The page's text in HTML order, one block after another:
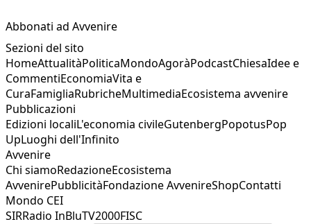
Abbonati ad Avvenire
Sezioni del sito
HomeAttualitàPoliticaMondoAgoràPodcastChiesaIdee e
CommentiEconomiaVita e
CuraFamigliaRubricheMultimediaEcosistema avvenire
Pubblicazioni
Edizioni localiL'economia civileGutenbergPopotusPop
UpLuoghi dell'Infinito
Avvenire
Chi siamoRedazioneEcosistema
AvvenirePubblicitàFondazione AvvenireShopContatti
Mondo CEI
SIRRadio InBluTV2000FISC